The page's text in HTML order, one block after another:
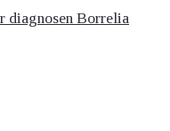
diagnosen Borrelia